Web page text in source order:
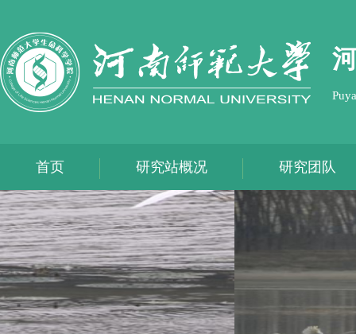
首页 研究站概况 研究团队